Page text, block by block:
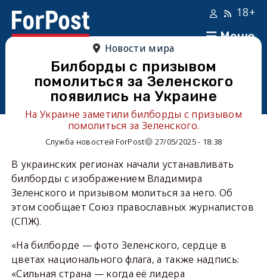
Меню
18+
Новости мира
Билборды с призывом
помолиться за Зеленского
появились на Украине
На Украине заметили билборды с призывом
помолиться за Зеленского.
Служба новостей ForPost 27/05/2025 - 18:38
В украинских регионах начали устанавливать
билборды с изображением Владимира
Зеленского и призывом молиться за него. Об
этом сообщает Союз православных журналистов
(СПЖ).
«На билборде — фото Зеленского, сердце в
цветах национального флага, а также надпись:
«Сильная страна — когда её лидера